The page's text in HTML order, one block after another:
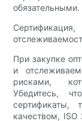
обязательными.
При закупке
и
рисками,
Убедитесь,
сертификаты,
качеством, ISO